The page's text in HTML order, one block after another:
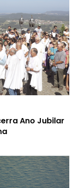
Ano Jubilar